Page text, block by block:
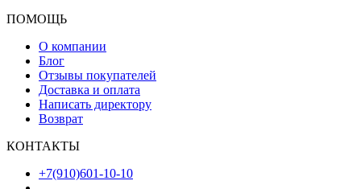
ПОМОЩЬ
О компании
Блог
Отзывы покупателей
Доставка и оплата
Написать директору
Возврат
КОНТАКТЫ
+7(910)601-10-10